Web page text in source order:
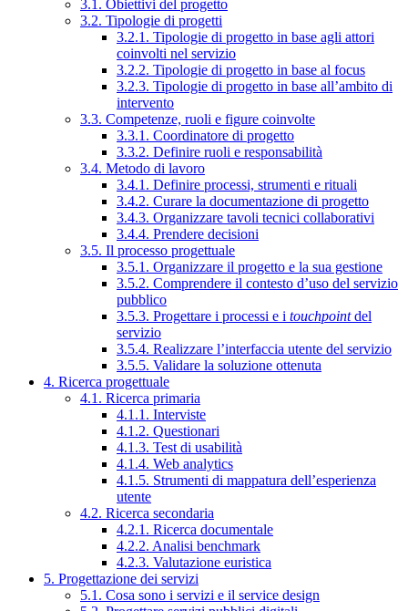
3.1. Obiettivi del progetto
3.2. Tipologie di progetti
3.2.1. Tipologie di progetto in base agli attori
coinvolti nel servizio
3.2.2. Tipologie di progetto in base al focus
3.2.3. Tipologie di progetto in base all’ambito di
intervento
3.3. Competenze, ruoli e figure coinvolte
3.3.1. Coordinatore di progetto
3.3.2. Definire ruoli e responsabilità
3.4. Metodo di lavoro
3.4.1. Definire processi, strumenti e rituali
3.4.2. Curare la documentazione di progetto
3.4.3. Organizzare tavoli tecnici collaborativi
3.4.4. Prendere decisioni
3.5. Il processo progettuale
3.5.1. Organizzare il progetto e la sua gestione
3.5.2. Comprendere il contesto d’uso del servizio
pubblico
3.5.3. Progettare i processi e i touchpointdel
servizio
3.5.4. Realizzare l’interfaccia utente del servizio
3.5.5. Validare la soluzione ottenuta
4. Ricerca progettuale
4.1. Ricerca primaria
4.1.1. Interviste
4.1.2. Questionari
4.1.3. Test di usabilità
4.1.4. Web analytics
4.1.5. Strumenti di mappatura dell’esperienza
utente
4.2. Ricerca secondaria
4.2.1. Ricerca documentale
4.2.2. Analisi benchmark
4.2.3. Valutazione euristica
5. Progettazione dei servizi
5.1. Cosa sono i servizi e il service design